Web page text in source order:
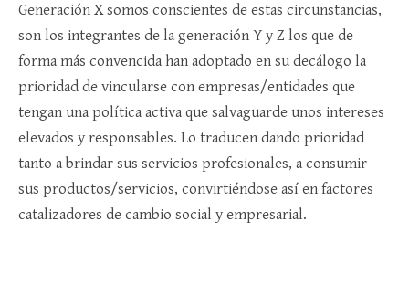
Generación X somos conscientes de estas circunstancias,
son los integrantes de la generación Y y Z los que de
forma más convencida han adoptado en su decálogo la
prioridad de vincularse con empresas/entidades que
tengan una política activa que salvaguarde unos intereses
elevados y responsables. Lo traducen dando prioridad
tanto a brindar sus servicios profesionales, a consumir
sus productos/servicios, convirtiéndose así en factores
catalizadores de cambio social y empresarial.